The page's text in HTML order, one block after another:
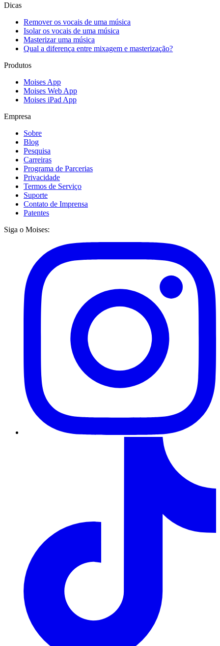
Dicas
Remover os vocais de uma música
Isolar os vocais de uma música
Masterizar uma música
Qual a diferença entre mixagem e masterização?
Produtos
Moises App
Moises Web App
Moises iPad App
Empresa
Sobre
Blog
Pesquisa
Carreiras
Programa de Parcerias
Privacidade
Termos de Serviço
Suporte
Contato de Imprensa
Patentes
Siga o Moises: